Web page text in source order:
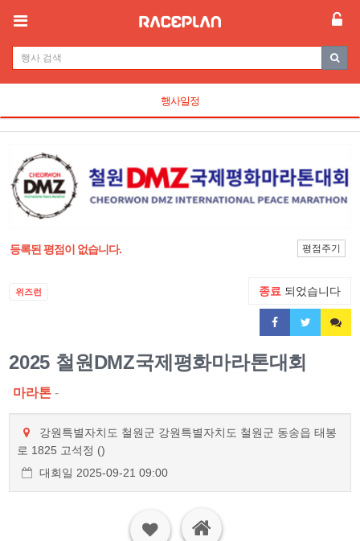
행사일정
등록된 평점이 없습니다. 평점주기
위즈런 종료 되었습니다
2025 철원DMZ국제평화마라톤대회
마라톤 -
강원특별자치도 철원군 강원특별자치도 철원군 동송읍 태봉
로 1825 고석정 ()
대회일 2025-09-21 09:00